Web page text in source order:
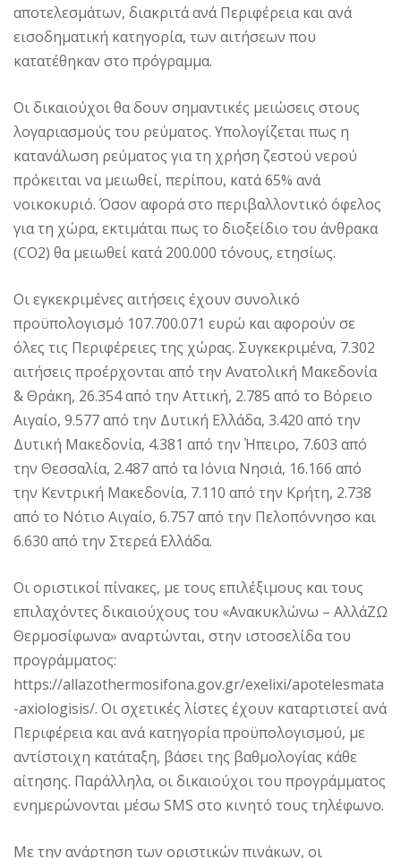
αποτελεσμάτων, διακριτά ανά Περιφέρεια και ανά
εισοδηματική κατηγορία, των αιτήσεων που
κατατέθηκαν στο πρόγραμμα.
Οι δικαιούχοι θα δουν σημαντικές μειώσεις στους
λογαριασμούς του ρεύματος. Υπολογίζεται πως η
κατανάλωση ρεύματος για τη χρήση ζεστού νερού
πρόκειται να μειωθεί, περίπου, κατά 65% ανά
νοικοκυριό. Όσον αφορά στο περιβαλλοντικό όφελος
για τη χώρα, εκτιμάται πως το διοξείδιο του άνθρακα
(CO2) θα μειωθεί κατά 200.000 τόνους, ετησίως.
Οι εγκεκριμένες αιτήσεις έχουν συνολικό
προϋπολογισμό 107.700.071 ευρώ και αφορούν σε
όλες τις Περιφέρειες της χώρας. Συγκεκριμένα, 7.302
αιτήσεις προέρχονται από την Ανατολική Μακεδονία
& Θράκη, 26.354 από την Αττική, 2.785 από το Βόρειο
Αιγαίο, 9.577 από την Δυτική Ελλάδα, 3.420 από την
Δυτική Μακεδονία, 4.381 από την Ήπειρο, 7.603 από
την Θεσσαλία, 2.487 από τα Ιόνια Νησιά, 16.166 από
την Κεντρική Μακεδονία, 7.110 από την Κρήτη, 2.738
από το Νότιο Αιγαίο, 6.757 από την Πελοπόννησο και
6.630 από την Στερεά Ελλάδα.
Οι οριστικοί πίνακες, με τους επιλέξιμους και τους
επιλαχόντες δικαιούχους του «Ανακυκλώνω – ΑλλάΖΩ
Θερμοσίφωνα» αναρτώνται, στην ιστοσελίδα του
προγράμματος:
https://allazothermosifona.gov.gr/exelixi/apotelesmata
-axiologisis/. Οι σχετικές λίστες έχουν καταρτιστεί ανά
Περιφέρεια και ανά κατηγορία προϋπολογισμού, με
αντίστοιχη κατάταξη, βάσει της βαθμολογίας κάθε
αίτησης. Παράλληλα, οι δικαιούχοι του προγράμματος
ενημερώνονται μέσω SMS στο κινητό τους τηλέφωνο.
Με την ανάρτηση των οριστικών πινάκων, οι